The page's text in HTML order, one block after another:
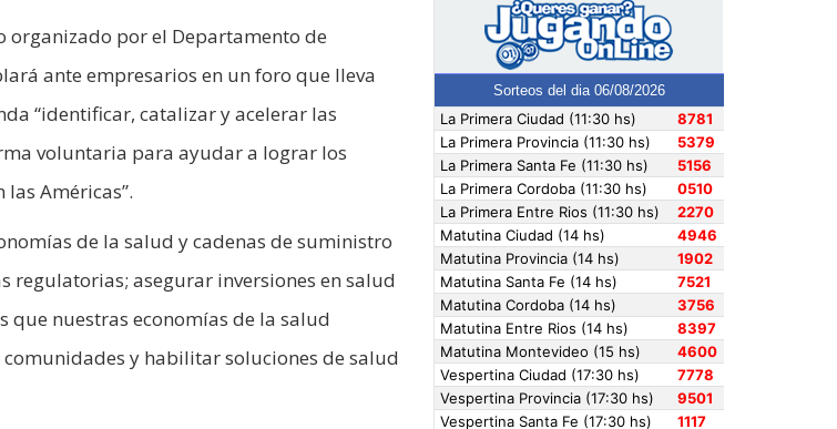
organizado por el Departamento de
ante empresarios en un foro que lleva
“identificar, catalizar y acelerar las
voluntaria para ayudar a lograr los
Américas”.
de la salud y cadenas de suministro
regulatorias; asegurar inversiones en salud
que nuestras economías de la salud
y habilitar soluciones de salud